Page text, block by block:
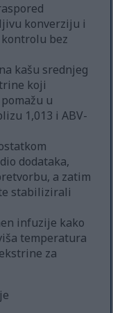
konverziju i
bez
kašu srednjeg
koji
u
1,013 i ABV-
dodataka,
a zatim
stabilizirali
infuzije kako
temperatura
za